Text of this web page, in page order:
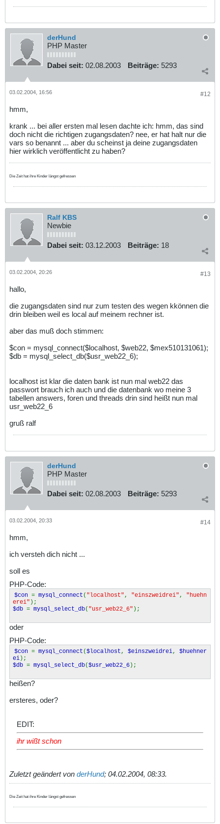
derHund
PHP Master
Dabei seit: 02.08.2003 Beiträge: 5293
#12
03.02.2004, 16:56
hmm,
krank ... bei aller ersten mal lesen dachte ich: hmm, das sind
doch nicht die richtigen zugangsdaten? nee, er hat halt nur die
vars so benannt ... aber du scheinst ja deine zugangsdaten
hier wirklich veröffentlicht zu haben?
Die Zeit hat ihre Kinder längst gefressen
Ralf KBS
Newbie
Dabei seit: 03.12.2003 Beiträge: 18
#13
03.02.2004, 20:26
hallo,
die zugangsdaten sind nur zum testen des wegen kkönnen die
drin bleiben weil es local auf meinem rechner ist.
aber das muß doch stimmen:
$con = mysql_connect($localhost, $web22, $mex510131061);
$db = mysql_select_db($usr_web22_6);
localhost ist klar die daten bank ist nun mal web22 das
passwort brauch ich auch und die datenbank wo meine 3
tabellen answers, foren und threads drin sind heißt nun mal
usr_web22_6
gruß ralf
derHund
PHP Master
Dabei seit: 02.08.2003 Beiträge: 5293
#14
03.02.2004, 20:33
hmm,
ich versteh dich nicht ...
soll es
PHP-Code:
$con = mysql_connect ( "localhost", "einszweidrei", "huehn
erei" );
$db = mysql_select_db( "usr_web22_6" );
oder
PHP-Code:
$con = mysql_connect ($localhost, $einszweidrei, $huehner
ei );
$db = mysql_select_db($usr_web22_6 );
heißen?
ersteres, oder?
EDIT:
ihr wißt schon
Zuletzt geändert von derHund; 04.02.2004, 08:33.
Die Zeit hat ihre Kinder längst gefressen